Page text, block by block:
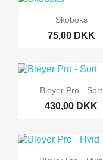
Skoboks
75,00 DKK
Bleyer Pro - Sort
430,00 DKK